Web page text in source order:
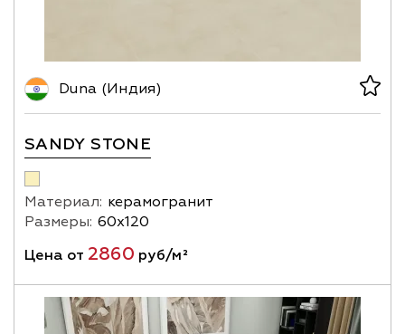
Duna (Индия)
SANDY STONE
Материал: керамогранит
Размеры: 60х120
Цена от 2860 руб/м²